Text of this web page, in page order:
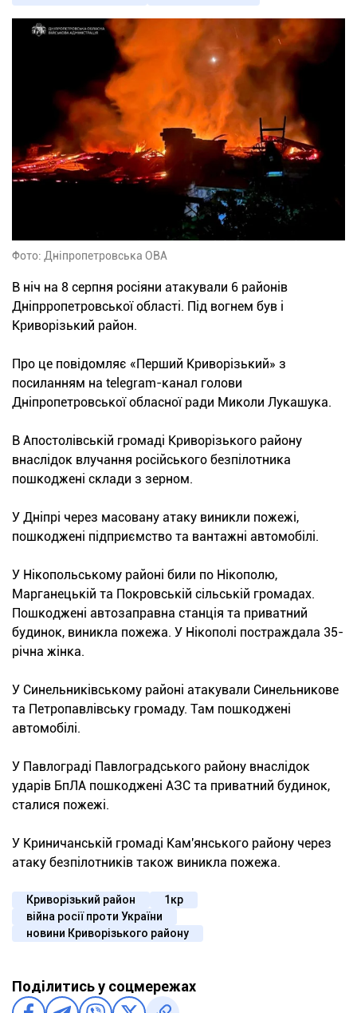
Фото: Дніпропетровська ОВА
В ніч на 8 серпня росіяни атакували 6 районів
Дніпрропетровської області. Під вогнем був і
Криворізький район.
Про це повідомляє «Перший Криворізький» з
посиланням на telegram-канал голови
Дніпропетровської обласної ради Миколи Лукашука.
В Апостолівській громаді Криворізького району
внаслідок влучання російського безпілотника
пошкоджені склади з зерном.
У Дніпрі через масовану атаку виникли пожежі,
пошкоджені підприємство та вантажні автомобілі.
У Нікопольському районі били по Нікополю,
Марганецькій та Покровській сільській громадах.
Пошкоджені автозаправна станція та приватний
будинок, виникла пожежа. У Нікополі постраждала 35-
річна жінка.
У Синельниківському районі атакували Синельникове
та Петропавлівську громаду. Там пошкоджені
автомобілі.
У Павлограді Павлоградського району внаслідок
ударів БпЛА пошкоджені АЗС та приватний будинок,
сталися пожежі.
У Криничанській громаді Кам'янського району через
атаку безпілотників також виникла пожежа.
Криворізький район
1кр
війна росії проти України
новини Криворізького району
Поділитись у соцмережах